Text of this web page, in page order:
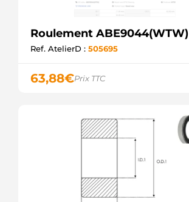
Roulement ABE9044(WTW)
Ref. AtelierD : 505695
63,88€Prix TTC